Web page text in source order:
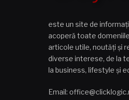
este un site de
acoperă toate
articole utile, noutăți și
diverse interese, de la
la business, lifestyle și
Email: